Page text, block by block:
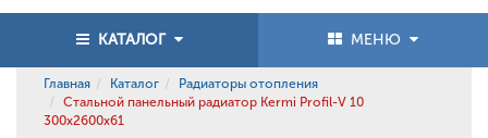
КАТАЛОГ МЕНЮ
Главная Каталог
Радиаторы отопления
Стальной панельный радиатор Kermi Profil-V 10
300x2600x61